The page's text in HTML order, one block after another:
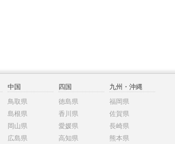
中国
鳥取県
島根県
岡山県
広島県
四国
徳島県
香川県
愛媛県
高知県
九州・沖縄
福岡県
佐賀県
長崎県
熊本県